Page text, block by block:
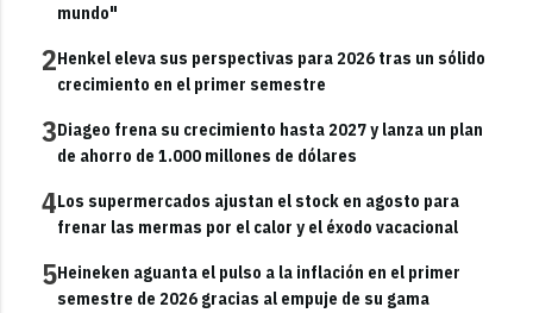
mundo"
2Henkel eleva sus perspectivas para 2026 tras un sólido
crecimiento en el primer semestre
3Diageo frena su crecimiento hasta 2027 y lanza un plan
de ahorro de 1.000 millones de dólares
4Los supermercados ajustan el stock en agosto para
frenar las mermas por el calor y el éxodo vacacional
5Heineken aguanta el pulso a la inflación en el primer
semestre de 2026 gracias al empuje de su gama